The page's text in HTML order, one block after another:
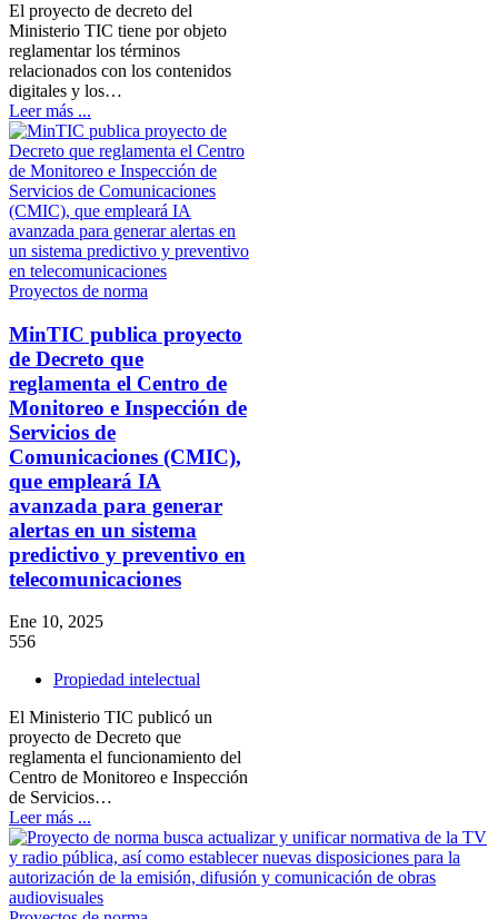
El proyecto de decreto del
Ministerio TIC tiene por objeto
reglamentar los términos
relacionados con los contenidos
digitales y los…
Leer más ...
Proyectos de norma
MinTIC publica proyecto
de Decreto que
reglamenta el Centro de
Monitoreo e Inspección de
Servicios de
Comunicaciones (CMIC),
que empleará IA
avanzada para generar
alertas en un sistema
predictivo y preventivo en
telecomunicaciones
Ene 10, 2025
556
Propiedad intelectual
El Ministerio TIC publicó un
proyecto de Decreto que
reglamenta el funcionamiento del
Centro de Monitoreo e Inspección
de Servicios…
Leer más ...